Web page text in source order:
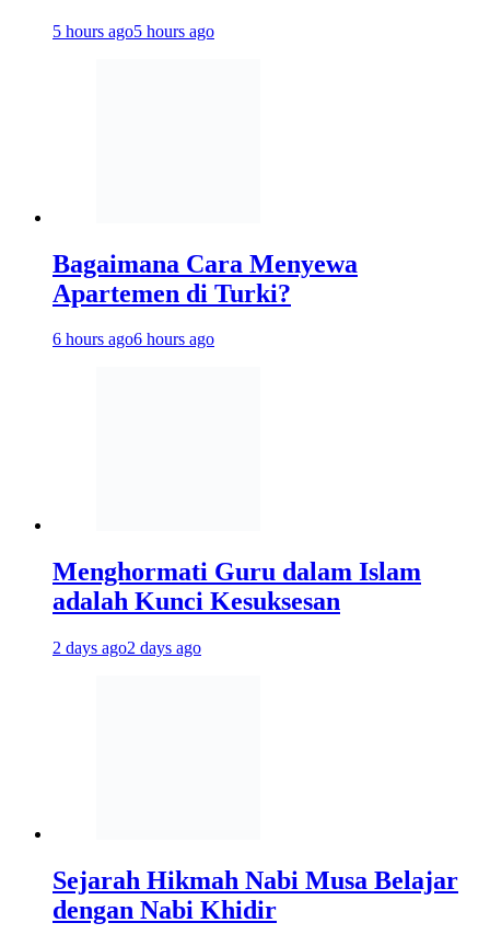
5 hours ago5 hours ago
Bagaimana Cara Menyewa
Apartemen di Turki?
6 hours ago6 hours ago
Menghormati Guru dalam Islam
adalah Kunci Kesuksesan
2 days ago2 days ago
Sejarah Hikmah Nabi Musa Belajar
dengan Nabi Khidir